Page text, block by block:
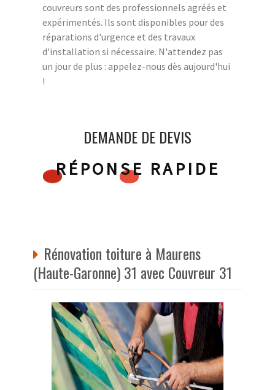
couvreurs sont des professionnels agréés et
expérimentés. Ils sont disponibles pour des
réparations d'urgence et des travaux
d'installation si nécessaire. N'attendez pas
un jour de plus : appelez-nous dès aujourd'hui
!
DEMANDE DE DEVIS
RÉPONSE RAPIDE
Rénovation toiture à Maurens
(Haute-Garonne) 31 avec Couvreur 31